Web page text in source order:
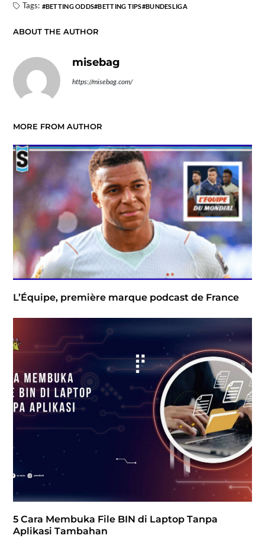
Tags: BETTING ODDS BETTING TIPS BUNDESLIGA
ABOUT THE AUTHOR
misebag
https://misebag.com/
MORE FROM AUTHOR
L’Équipe, première marque podcast de France
5 Cara Membuka File BIN di Laptop Tanpa
Aplikasi Tambahan